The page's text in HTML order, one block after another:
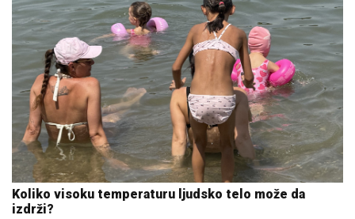
Koliko visoku temperaturu ljudsko telo može da
izdrži?